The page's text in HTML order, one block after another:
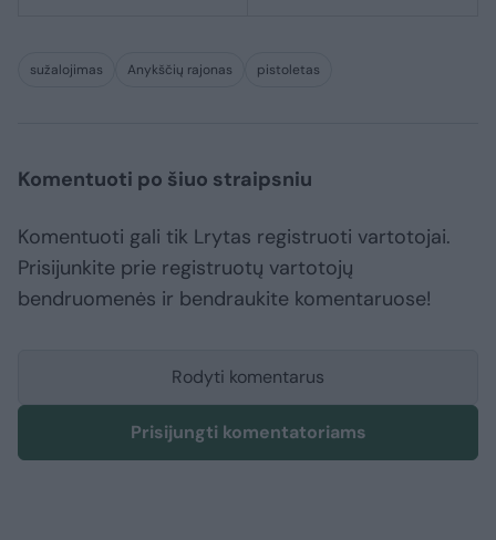
sužalojimas Anykščių rajonas pistoletas
Komentuoti po šiuo straipsniu
Komentuoti gali tik Lrytas registruoti vartotojai.
Prisijunkite prie registruotų vartotojų
bendruomenės ir bendraukite komentaruose!
Rodyti komentarus
Prisijungti komentatoriams